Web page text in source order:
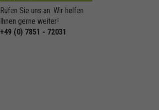
Rufen Sie uns an. Wir helfen
Ihnen gerne weiter!
+49 (0) 7851 - 72031